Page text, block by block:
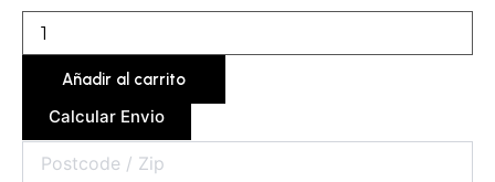
Añadir al carrito
Calcular Envio